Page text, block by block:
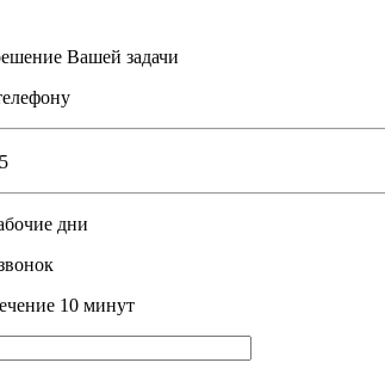
Вашей задачи
дни
10 минут